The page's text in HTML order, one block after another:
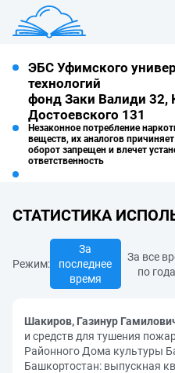
ЭБС Уфимского
технологий
фонд Заки Валиди 32,
Достоевского 131
Незаконное потребление
веществ, их аналогов
оборот запрещен и влечет
ответственность
СТАТИСТИКА
Режим:
За
последнее
время
За все
по
Шакиров, Газинур
и средств для тушения
Районного Дома культуры
Башкортостан: выпускная